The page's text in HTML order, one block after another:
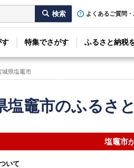
よくあるご質問
特集でさがす ふるさと納税
城県塩竈市
塩竈市のふるさ
塩竈市
いて